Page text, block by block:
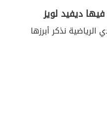
ديفيد لويز
الرياضية نذكر أبرزها